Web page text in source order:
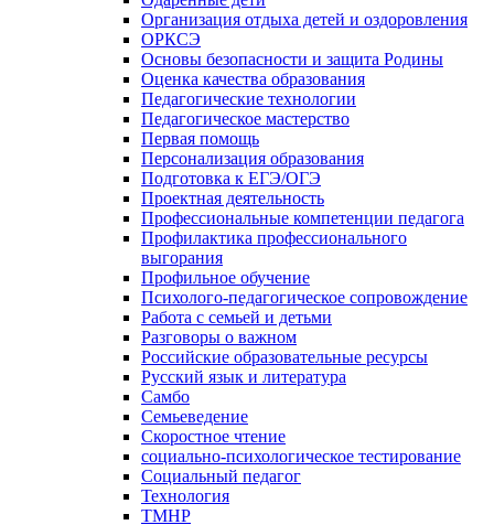
Организация отдыха детей и оздоровления
ОРКСЭ
Основы безопасности и защита Родины
Оценка качества образования
Педагогические технологии
Педагогическое мастерство
Первая помощь
Персонализация образования
Подготовка к ЕГЭ/ОГЭ
Проектная деятельность
Профессиональные компетенции педагога
Профилактика профессионального
выгорания
Профильное обучение
Психолого-педагогическое сопровождение
Работа с семьей и детьми
Разговоры о важном
Российские образовательные ресурсы
Русский язык и литература
Самбо
Семьеведение
Скоростное чтение
социально-психологическое тестирование
Социальный педагог
Технология
ТМНР